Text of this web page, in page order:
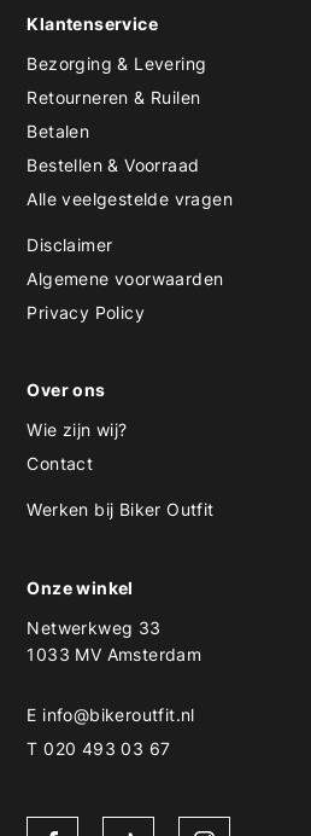
Klantenservice
Bezorging & Levering
Retourneren & Ruilen
Betalen
Bestellen & Voorraad
Alle veelgestelde vragen
Disclaimer
Algemene voorwaarden
Privacy Policy
Over ons
Wie zijn wij?
Contact
Werken bij Biker Outfit
Onze winkel
Netwerkweg 33
1033 MV Amsterdam
E info@bikeroutfit.nl
T 020 493 03 67